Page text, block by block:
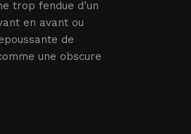
trop fendue d’un
en avant ou
de
une obscure